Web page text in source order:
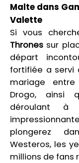
Malte dans
Valette
Si vous
Thrones sur
départ
fortifiée a servi
mariage
Drogo, ainsi
déroulant à
plongerez
Westeros, les
millions de